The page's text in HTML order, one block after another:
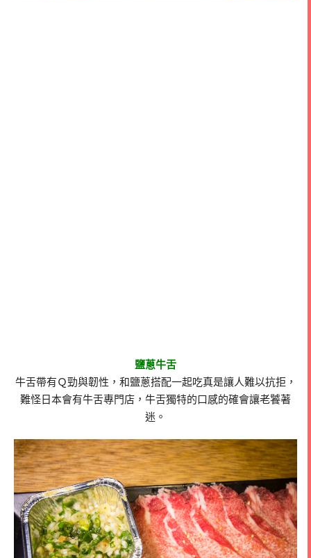
鹽蔥牛舌
牛舌帶有Ｑ勁與韌性，和鹽蔥搭配一起吃真是讓人難以抗拒，
難怪日本會有牛舌專門店，牛舌獨特的口感的確會讓老饕著
迷。